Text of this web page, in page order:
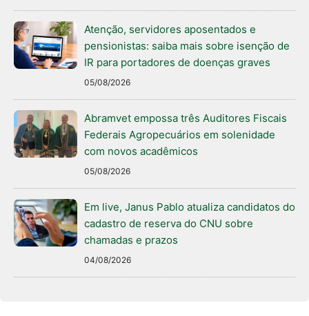
Atenção, servidores aposentados e
pensionistas: saiba mais sobre isenção de
IR para portadores de doenças graves
05/08/2026
Abramvet empossa três Auditores Fiscais
Federais Agropecuários em solenidade
com novos acadêmicos
05/08/2026
Em live, Janus Pablo atualiza candidatos do
cadastro de reserva do CNU sobre
chamadas e prazos
04/08/2026